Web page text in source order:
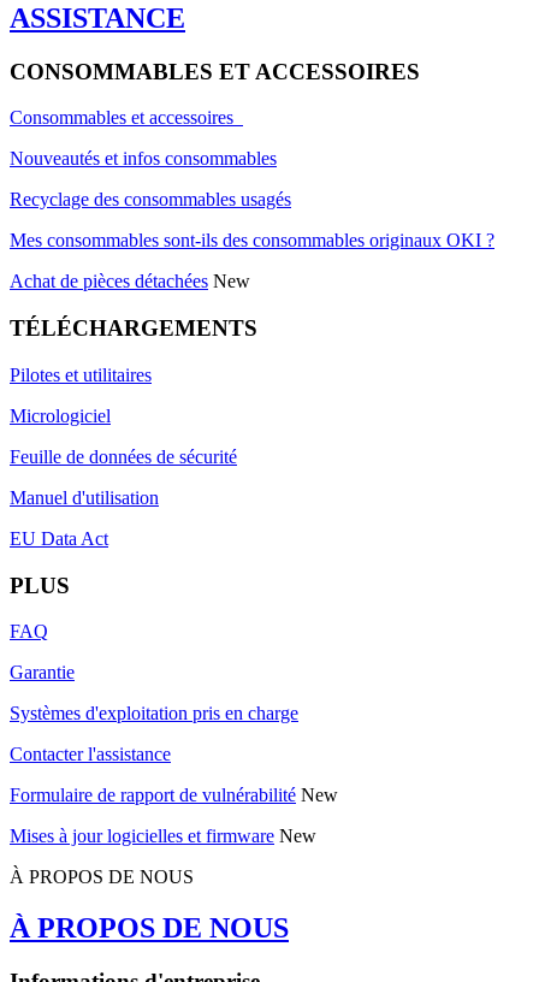
ASSISTANCE
CONSOMMABLES ET ACCESSOIRES
Consommables et accessoires
Nouveautés et infos consommables
Recyclage des consommables usagés
Mes consommables sont-ils des consommables originaux OKI ?
Achat de pièces détachées New
TÉLÉCHARGEMENTS
Pilotes et utilitaires
Micrologiciel
Feuille de données de sécurité
Manuel d'utilisation
EU Data Act
PLUS
FAQ
Garantie
Systèmes d'exploitation pris en charge
Contacter l'assistance
Formulaire de rapport de vulnérabilité New
Mises à jour logicielles et firmware New
À PROPOS DE NOUS
À PROPOS DE NOUS